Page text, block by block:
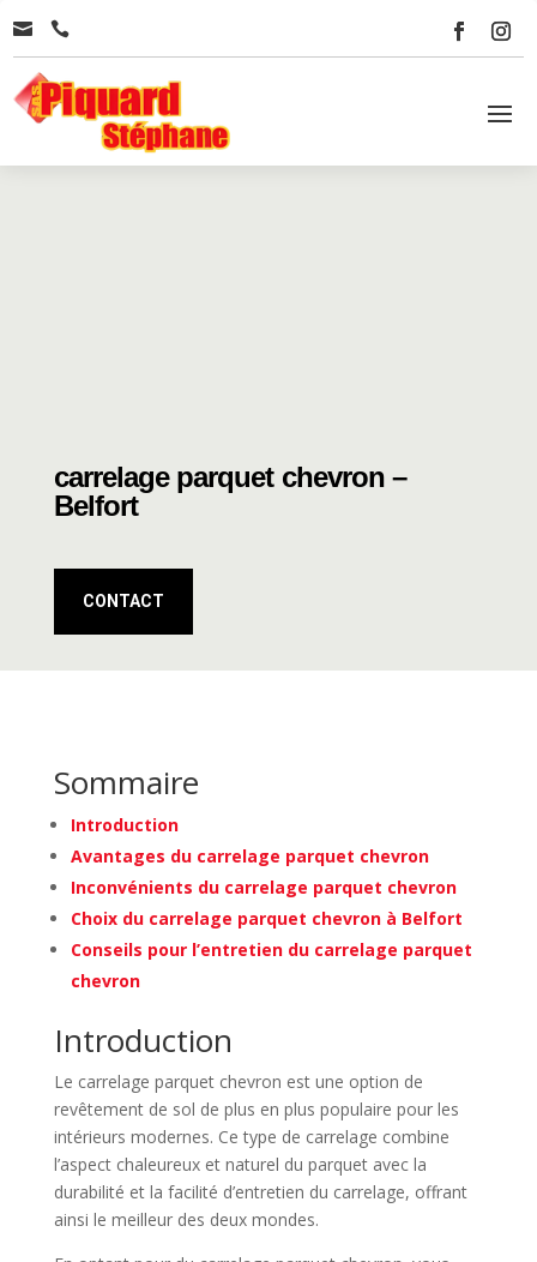
 
carrelage parquet chevron –
Belfort
CONTACT
Sommaire
Introduction
Avantages du carrelage parquet chevron
Inconvénients du carrelage parquet chevron
Choix du carrelage parquet chevron à Belfort
Conseils pour l’entretien du carrelage parquet
chevron
Introduction
Le carrelage parquet chevron est une option de
revêtement de sol de plus en plus populaire pour les
intérieurs modernes. Ce type de carrelage combine
l’aspect chaleureux et naturel du parquet avec la
durabilité et la facilité d’entretien du carrelage, offrant
ainsi le meilleur des deux mondes.